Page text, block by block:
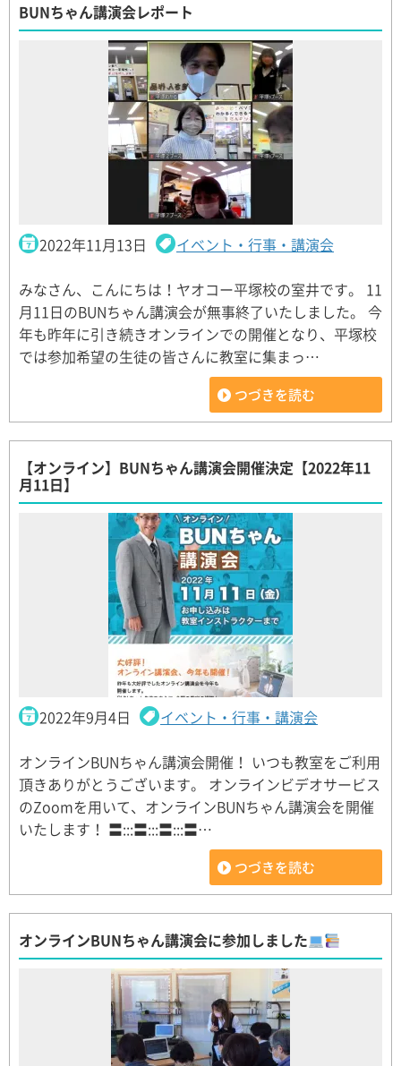
BUNちゃん講演会レポート
2022年11月13日 イベント・行事・講演会
みなさん、こんにちは！ヤオコー平塚校の室井です。 11
月11日のBUNちゃん講演会が無事終了いたしました。 今
年も昨年に引き続きオンラインでの開催となり、平塚校
では参加希望の生徒の皆さんに教室に集まっ…
つづきを読む
【オンライン】BUNちゃん講演会開催決定【2022年11
月11日】
2022年9月4日 イベント・行事・講演会
オンラインBUNちゃん講演会開催！ いつも教室をご利用
頂きありがとうございます。 オンラインビデオサービス
のZoomを用いて、オンラインBUNちゃん講演会を開催
いたします！ 〓:::〓:::〓:::〓…
つづきを読む
オンラインBUNちゃん講演会に参加しました